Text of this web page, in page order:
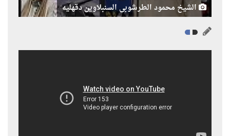
الشيخ محمود الطرشوبى السنبلاوين دقهليه